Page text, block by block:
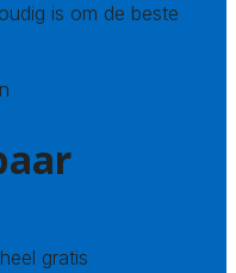
is om de beste
gratis